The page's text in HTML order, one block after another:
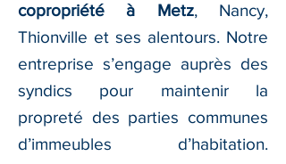
copropriété à Metz, Nancy,
Thionville et ses alentours. Notre
entreprise s’engage auprès des
syndics pour maintenir la
propreté des parties communes
d’immeubles d’habitation.